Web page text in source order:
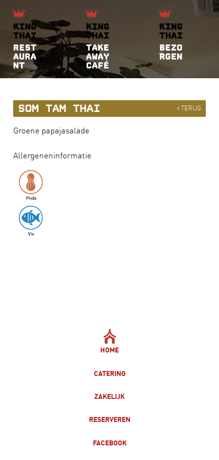
TERUG
SOM TAM THAI
Groene papajasalade
Allergeneninformatie
HOME
CATERING
ZAKELIJK
RESERVEREN
FACEBOOK